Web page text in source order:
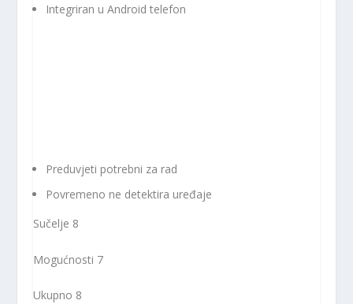
Integriran u Android telefon
Preduvjeti potrebni za rad
Povremeno ne detektira uređaje
Sučelje 8
Mogućnosti 7
Ukupno 8